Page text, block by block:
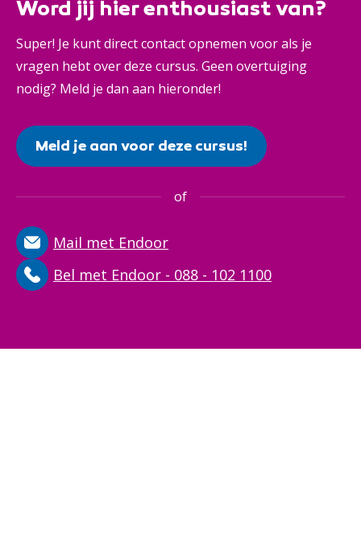
Word jij hier enthousiast van?
Super! Je kunt direct contact opnemen voor als je
vragen hebt over deze cursus. Geen overtuiging
nodig? Meld je dan aan hieronder!
Meld je aan voor deze cursus!
of
Mail met Endoor
Bel met Endoor - 088 - 102 1100